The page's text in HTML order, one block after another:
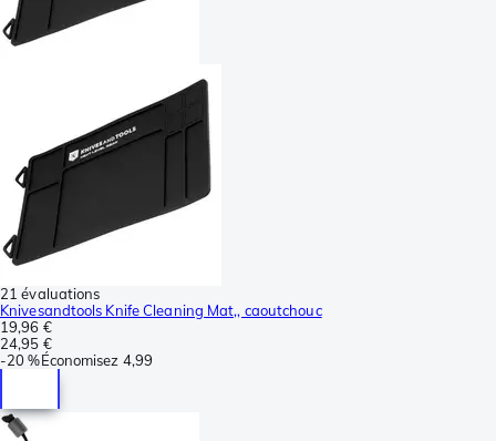
21 évaluations
Knivesandtools Knife Cleaning Mat,, caoutchouc
19,96 €
24,95 €
-20 %Économisez 4,99